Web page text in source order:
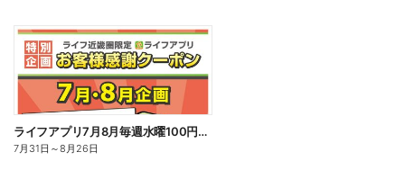
ライフアプリ7月8月毎週水曜100円オフ
7月31日 ～8月26日